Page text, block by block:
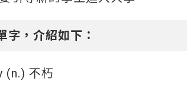
字，介紹如下：
(n.) 不朽